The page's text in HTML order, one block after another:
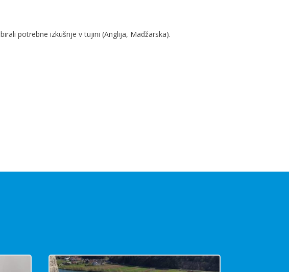
potrebne izkušnje v tujini (Anglija, Madžarska).